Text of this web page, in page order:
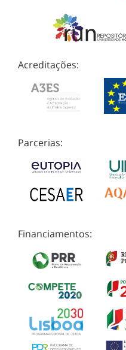
Acreditações:
Parcerias:
Financiamentos: